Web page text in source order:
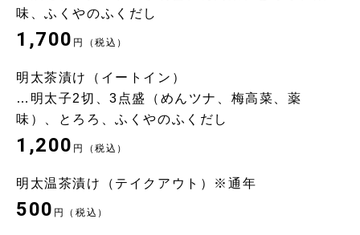
味、ふくやのふくだし
1,700 円（税込）
明太茶漬け（イートイン）
…明太子2切、3点盛（めんツナ、梅高菜、薬
味）、とろろ、ふくやのふくだし
1,200 円（税込）
明太温茶漬け（テイクアウト）※通年
500 円（税込）